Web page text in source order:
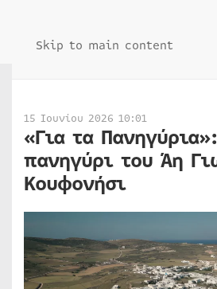
Skip to main content
15 Ιουνίου 2026 10:01
«Για τα
πανηγύρι του Άη
Κουφονήσι